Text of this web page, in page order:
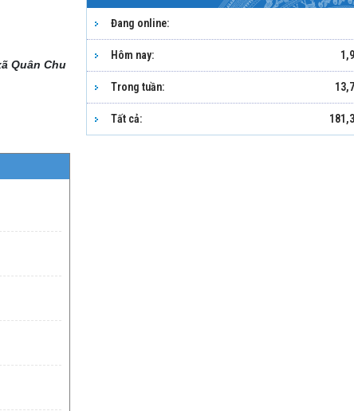
Quân Chu
Đang online:
Hôm nay:
Trong tuần:
Tất cả: